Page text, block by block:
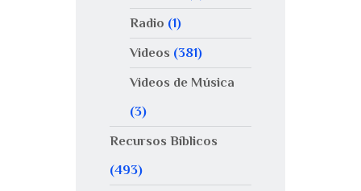
Radio (1)
Videos (381)
Videos de Música
(3)
Recursos Bíblicos
(493)